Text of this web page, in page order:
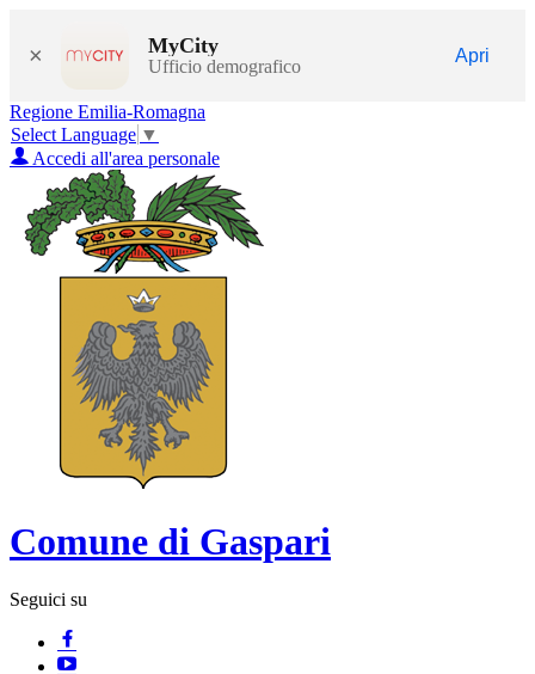
× MyCity
Ufficio demografico
Apri
Regione Emilia-Romagna
Select Language ▼
Accedi all'area personale
Comune di Gaspari
Seguici su